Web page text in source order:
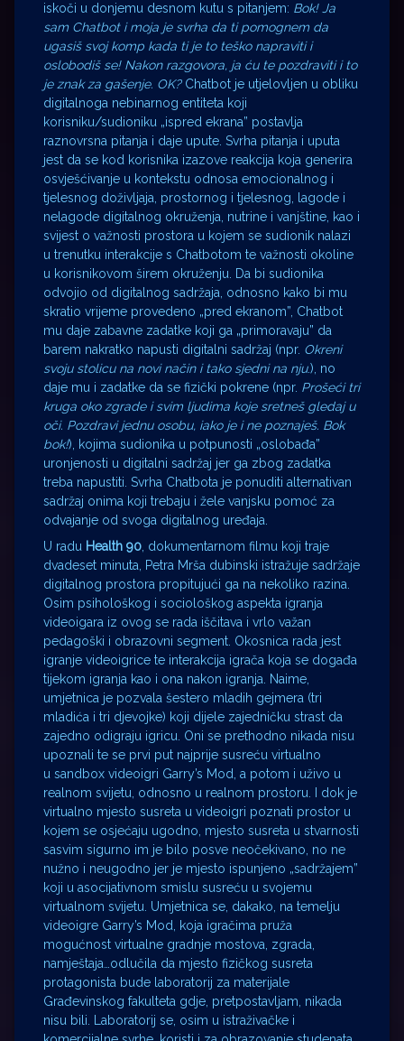
iskoči u donjemu desnom kutu s pitanjem: Bok! Ja
sam Chatbot i moja je svrha da ti pomognem da
ugasiš svoj komp kada ti je to teško napraviti i
oslobodiš se! Nakon razgovora, ja ću te pozdraviti i to
je znak za gašenje. OK?Chatbot je utjelovljen u obliku
digitalnoga nebinarnog entiteta koji
korisniku/sudioniku „ispred ekrana” postavlja
raznovrsna pitanja i daje upute. Svrha pitanja i uputa
jest da se kod korisnika izazove reakcija koja generira
osvješćivanje u kontekstu odnosa emocionalnog i
tjelesnog doživljaja, prostornog i tjelesnog, lagode i
nelagode digitalnog okruženja, nutrine i vanjštine, kao i
svijest o važnosti prostora u kojem se sudionik nalazi
u trenutku interakcije s Chatbotom te važnosti okoline
u korisnikovom širem okruženju. Da bi sudionika
odvojio od digitalnog sadržaja, odnosno kako bi mu
skratio vrijeme provedeno „pred ekranom”, Chatbot
mu daje zabavne zadatke koji ga „primoravaju” da
barem nakratko napusti digitalni sadržaj (npr. Okreni
svoju stolicu na novi način i tako sjedni na nju.), no
daje mu i zadatke da se fizički pokrene (npr. Prošeći tri
kruga oko zgrade i svim ljudima koje sretneš gledaj u
oči. Pozdravi jednu osobu, iako je i ne poznaješ. Bok
bok!), kojima sudionika u potpunosti „oslobađa”
uronjenosti u digitalni sadržaj jer ga zbog zadatka
treba napustiti. Svrha Chatbota je ponuditi alternativan
sadržaj onima koji trebaju i žele vanjsku pomoć za
odvajanje od svoga digitalnog uređaja.
U radu Health 90, dokumentarnom filmu koji traje
dvadeset minuta, Petra Mrša dubinski istražuje sadržaje
digitalnog prostora propitujući ga na nekoliko razina.
Osim psihološkog i sociološkog aspekta igranja
videoigara iz ovog se rada iščitava i vrlo važan
pedagoški i obrazovni segment. Okosnica rada jest
igranje videoigrice te interakcija igrača koja se događa
tijekom igranja kao i ona nakon igranja. Naime,
umjetnica je pozvala šestero mladih gejmera (tri
mladića i tri djevojke) koji dijele zajedničku strast da
zajedno odigraju igricu. Oni se prethodno nikada nisu
upoznali te se prvi put najprije susreću virtualno
u sandbox videoigri Garry’s Mod, a potom i uživo u
realnom svijetu, odnosno u realnom prostoru. I dok je
virtualno mjesto susreta u videoigri poznati prostor u
kojem se osjećaju ugodno, mjesto susreta u stvarnosti
sasvim sigurno im je bilo posve neočekivano, no ne
nužno i neugodno jer je mjesto ispunjeno „sadržajem”
koji u asocijativnom smislu susreću u svojemu
virtualnom svijetu. Umjetnica se, dakako, na temelju
videoigre Garry’s Mod, koja igračima pruža
mogućnost virtualne gradnje mostova, zgrada,
namještaja…odlučila da mjesto fizičkog susreta
protagonista bude laboratorij za materijale
Građevinskog fakulteta gdje, pretpostavljam, nikada
nisu bili. Laboratorij se, osim u istraživačke i